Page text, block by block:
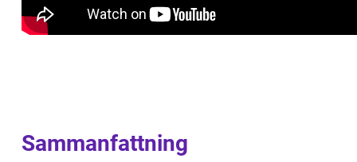
Sammanfattning